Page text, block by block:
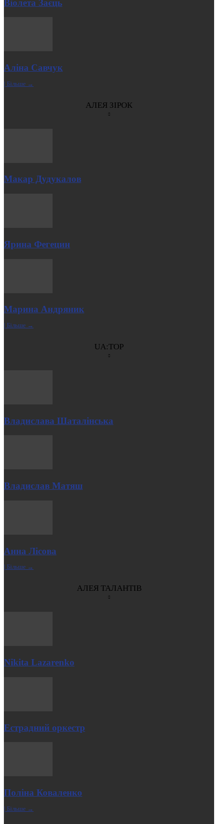
Віолета Заєць
Аліна Савчук
| Більше →
АЛЕЯ ЗІРОК
Макар Дудукалов
Ярина Фегецин
Марина Андряник
| Більше →
UA:TOP
Владислава Шаталінська
Владислав Матяш
Анна Лісова
| Більше →
АЛЕЯ ТАЛАНТІВ
Nikita Lazarenko
Естрадний оркестр
Поліна Коваленко
| Більше →